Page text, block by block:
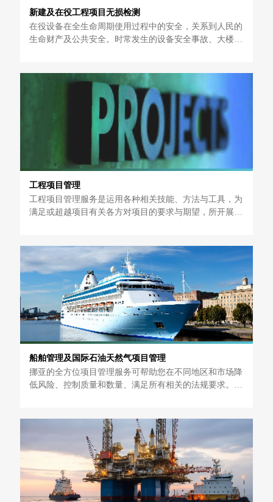
新建及在役工程项目无损检测
在役设备在全生命周期使用过程中的安全，关系到人民的
生命财产及公共安全。时常发生的设备安全事故、大楼电
工程项目管理
工程项目管理服务是运用各种相关技能、方法与工具，为
满足或超越项目有关各方对项目的要求与期望，所开展的
船舶管理及国际石油天然气项目管理
挪亚的全方位项目管理服务可帮助您在不同地区和市场降
低风险、控制质量和数量、满足所有相关的法规要求。在
包括：材料验收、供应商审核、文件审核、生产过程质量
控制检验、见证测试、催交、进度监控、咨询服务、项目
管理、设备安装监理和现场调试等。根据不同行业的特定
客户需求，挪亚能够提供一整套定制化服务，并提供配套
的专业技术服务，全方位满足客户所需。尤其石油天然气
国际市场，挪亚具有丰富的项目经验和专业技术能力，确
保项目的顺